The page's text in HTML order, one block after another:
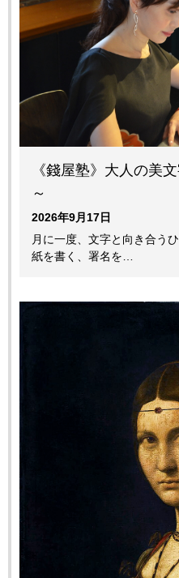
《錢屋塾》大人の美
～
2026年9月17日
月に一度、文字と向き合う
紙を書く、署名を…